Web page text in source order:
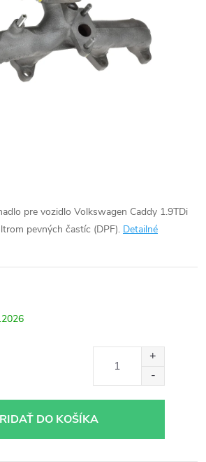
pre vozidlo Volkswagen Caddy 1.9TDi
pevných častíc (DPF). Detailné
DO KOŠÍKA